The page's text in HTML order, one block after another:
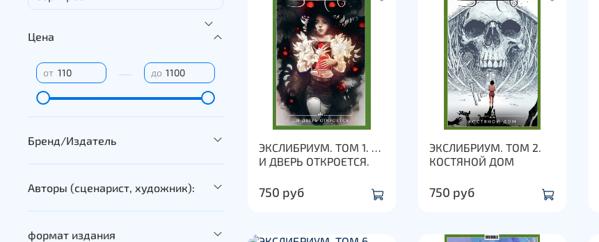
ЭКСЛИБРИУМ. ТОМ 1. …
И ДВЕРЬ ОТКРОЕТСЯ.
750 руб
ЭКСЛИБРИУМ. ТОМ 2.
КОСТЯНОЙ ДОМ
750 руб
Цена
от — до
Бренд/Издатель
Авторы (сценарист, художник):
формат издания